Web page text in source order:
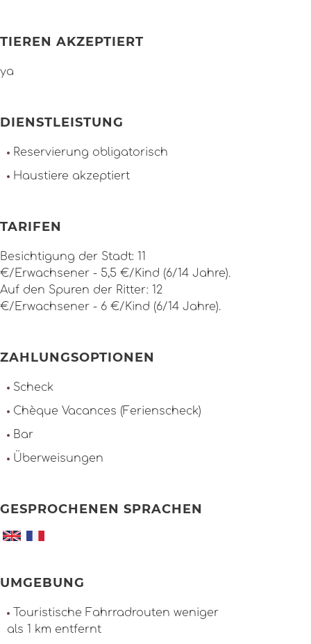
TIEREN AKZEPTIERT
ya
DIENSTLEISTUNG
Reservierung obligatorisch
Haustiere akzeptiert
TARIFEN
Besichtigung der Stadt: 11
€/Erwachsener - 5,5 €/Kind (6/14 Jahre).
Auf den Spuren der Ritter: 12
€/Erwachsener - 6 €/Kind (6/14 Jahre).
ZAHLUNGSOPTIONEN
Scheck
Chèque Vacances (Ferienscheck)
Bar
Überweisungen
GESPROCHENEN SPRACHEN
UMGEBUNG
Touristische Fahrradrouten weniger
als 1 km entfernt